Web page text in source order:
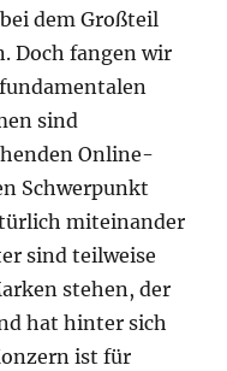
dem Großteil
Doch fangen wir
sind
Online-
Schwerpunkt
miteinander
sind teilweise
stehen, der
hat hinter sich
ist für